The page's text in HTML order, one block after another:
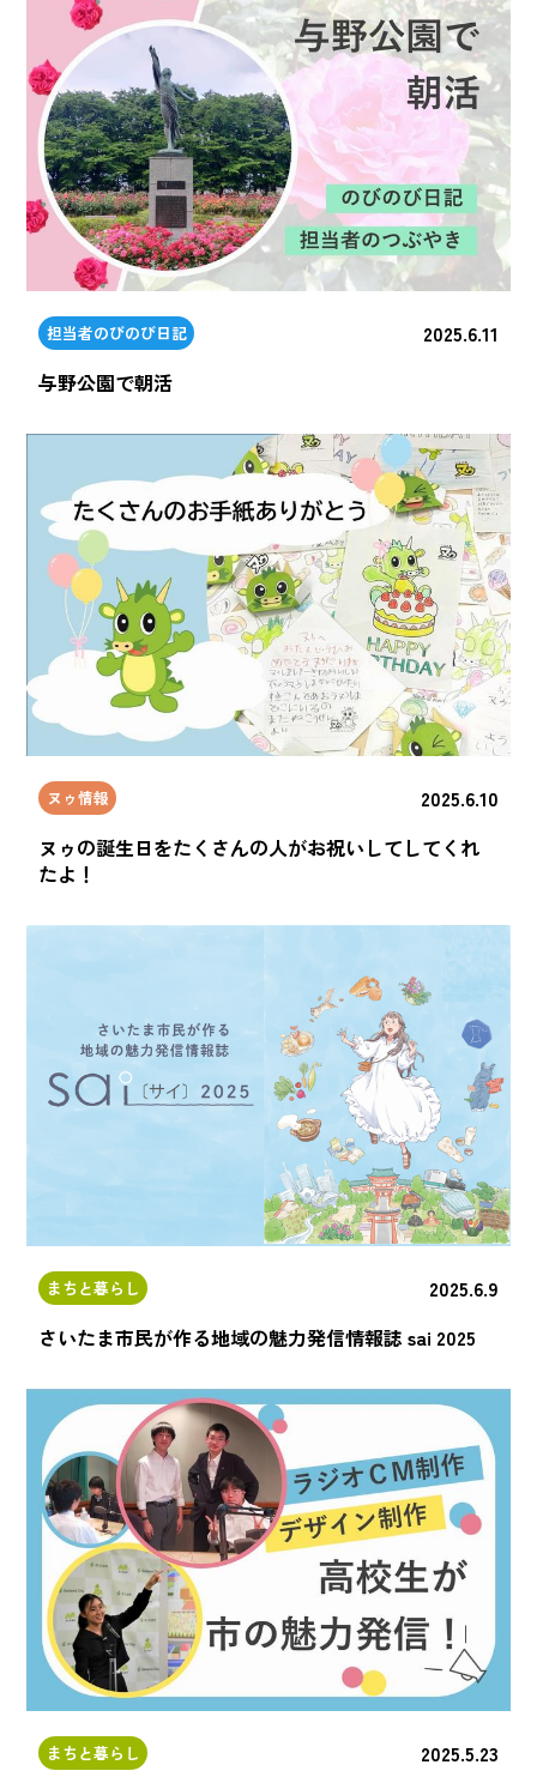
担当者のびのび日記
2025.6.11
与野公園で朝活
ヌゥ情報
2025.6.10
ヌゥの誕生日をたくさんの人がお祝いしてしてくれ
たよ！
まちと暮らし
2025.6.9
さいたま市民が作る地域の魅力発信情報誌 sai 2025
まちと暮らし 2025.5.23